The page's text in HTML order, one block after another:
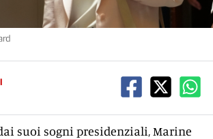
suoi sogni presidenziali, Marine